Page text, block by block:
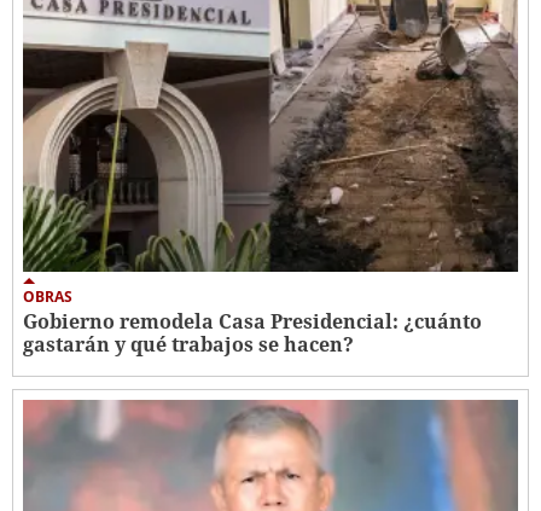
OBRAS
Gobierno remodela Casa Presidencial: ¿cuánto
gastarán y qué trabajos se hacen?